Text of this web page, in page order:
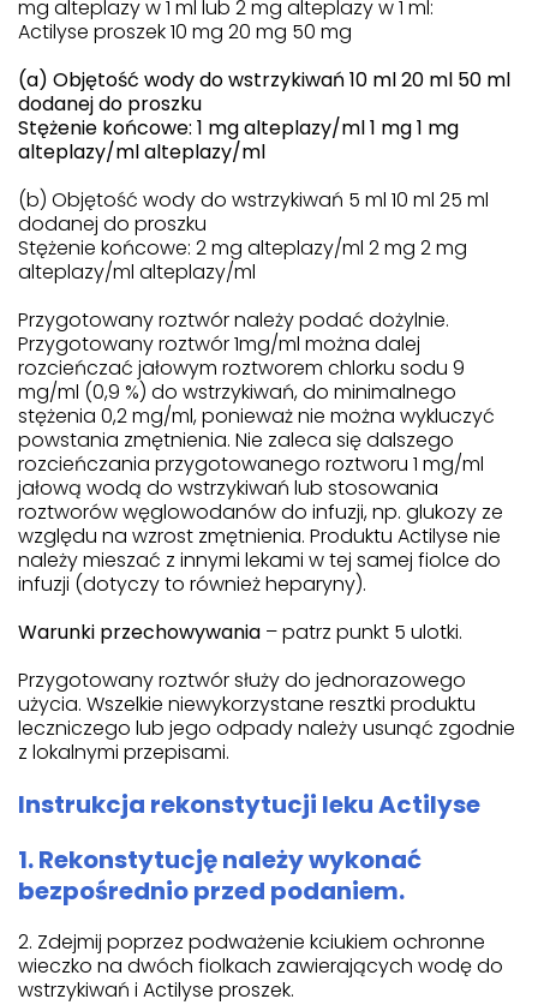
mg alteplazy w 1 ml lub 2 mg alteplazy w 1 ml:
Actilyse proszek 10 mg 20 mg 50 mg
(a) Objętość wody do wstrzykiwań 10 ml 20 ml 50 ml
dodanej do proszku
Stężenie końcowe: 1 mg alteplazy/ml 1 mg 1 mg
alteplazy/ml alteplazy/ml
(b) Objętość wody do wstrzykiwań 5 ml 10 ml 25 ml
dodanej do proszku
Stężenie końcowe: 2 mg alteplazy/ml 2 mg 2 mg
alteplazy/ml alteplazy/ml
Przygotowany roztwór należy podać dożylnie.
Przygotowany roztwór 1mg/ml można dalej
rozcieńczać jałowym roztworem chlorku sodu 9
mg/ml (0,9 %) do wstrzykiwań, do minimalnego
stężenia 0,2 mg/ml, ponieważ nie można wykluczyć
powstania zmętnienia. Nie zaleca się dalszego
rozcieńczania przygotowanego roztworu 1 mg/ml
jałową wodą do wstrzykiwań lub stosowania
roztworów węglowodanów do infuzji, np. glukozy ze
względu na wzrost zmętnienia. Produktu Actilyse nie
należy mieszać z innymi lekami w tej samej fiolce do
infuzji (dotyczy to również heparyny).
Warunki przechowywania – patrz punkt 5 ulotki.
Przygotowany roztwór służy do jednorazowego
użycia. Wszelkie niewykorzystane resztki produktu
leczniczego lub jego odpady należy usunąć zgodnie
z lokalnymi przepisami.
Instrukcja rekonstytucji leku Actilyse
1. Rekonstytucję należy wykonać
bezpośrednio przed podaniem.
2. Zdejmij poprzez podważenie kciukiem ochronne
wieczko na dwóch fiolkach zawierających wodę do
wstrzykiwań i Actilyse proszek.